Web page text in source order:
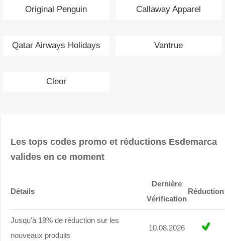
Original Penguin Callaway Apparel
Qatar Airways Holidays Vantrue
Cleor
Les tops codes promo et réductions Esdemarca
valides en ce moment
Détails
Dernière
Vérification
Réduction
Jusqu'à 18% de réduction sur les
nouveaux produits
10.08.2026